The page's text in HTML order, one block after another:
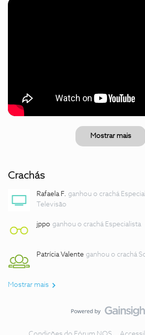
Mostrar mais
Crachás
Rafaela F. ganhou o crachá
Televisão
jppo ganhou o crachá Especialista
Patrícia Valente ganhou o crachá
Mostrar mais